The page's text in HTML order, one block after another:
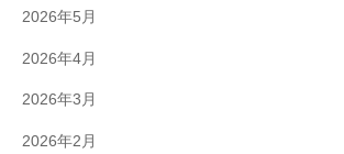
2026年5月
2026年4月
2026年3月
2026年2月